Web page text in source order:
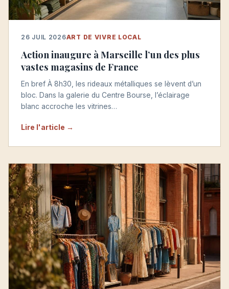
26 JUIL 2026ART DE VIVRE LOCAL
Action inaugure à Marseille l’un des plus
vastes magasins de France
En bref À 8h30, les rideaux métalliques se lèvent d’un
bloc. Dans la galerie du Centre Bourse, l’éclairage
blanc accroche les vitrines…
Lire l'article →